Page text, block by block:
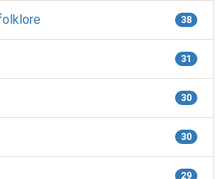
38
31
30
30
29